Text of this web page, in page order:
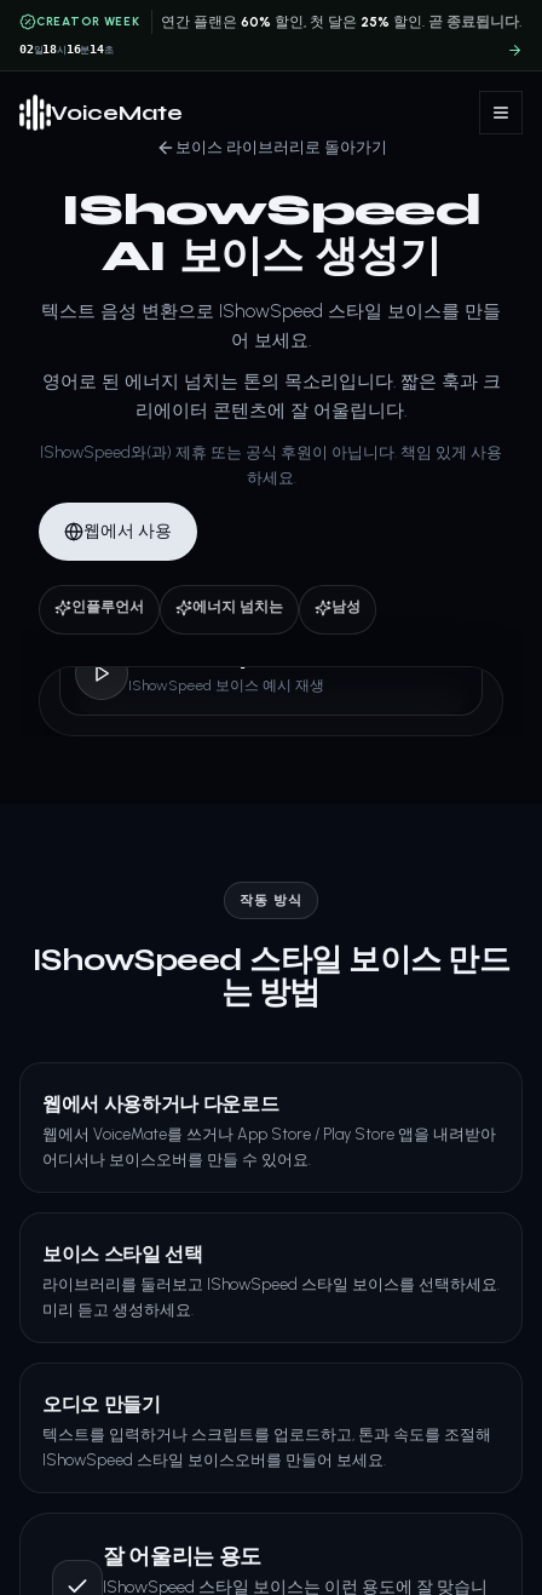
CREATOR WEEK 연간 플랜은60% 할인, 첫 달은 25% 할인. 곧 종료됩니다.
02일 18시 16분14초
VoiceMate
보이스 라이브러리로 돌아가기
IShowSpeed
AI 보이스 생성기
텍스트 음성 변환으로 IShowSpeed 스타일 보이스를 만들
어 보세요.
영어로 된 에너지 넘치는 톤의 목소리입니다. 짧은 훅과 크
리에이터 콘텐츠에 잘 어울립니다.
IShowSpeed와(과) 제휴 또는 공식 후원이 아닙니다. 책임 있게 사용
하세요.
웹에서 사용
인플루언서 에너지 넘치는 남성
IShowSpeed 보이스 예시 재생
작동 방식
IShowSpeed 스타일 보이스 만드
는 방법
웹에서 사용하거나 다운로드
웹에서 VoiceMate를 쓰거나 App Store / Play Store 앱을 내려받아
어디서나 보이스오버를 만들 수 있어요.
보이스 스타일 선택
라이브러리를 둘러보고 IShowSpeed 스타일 보이스를 선택하세요.
미리 듣고 생성하세요.
오디오 만들기
텍스트를 입력하거나 스크립트를 업로드하고, 톤과 속도를 조절해
IShowSpeed 스타일 보이스오버를 만들어 보세요.
잘 어울리는 용도
IShowSpeed 스타일 보이스는 이런 용도에 잘 맞습니